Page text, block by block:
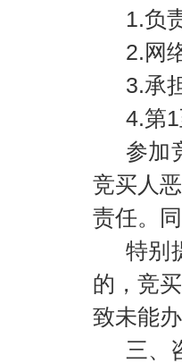
1.负
2.网
3.承
4.第
参加
竞买人
责任。
特别
的，竞
致未能
三、